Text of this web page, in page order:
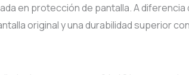
en protección de pantalla. A
original y una durabilidad superior